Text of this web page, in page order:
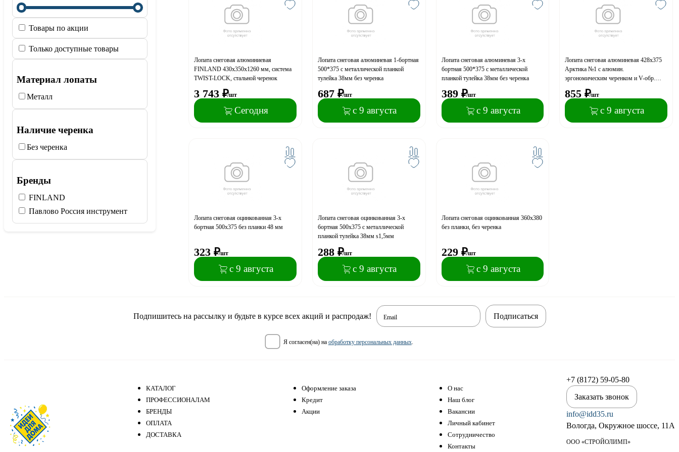
Товары по акции
Только доступные товары
Материал лопаты
Металл
Наличие черенка
Без черенка
Бренды
FINLAND
Павлово Россия инструмент
Лопата снеговая алюминиевая
FINLAND 430х350х1260 мм, система
TWIST-LOCK, стальной черенок
3 743 ₽/шт
Сегодня
Лопата снеговая алюминевая 1-бортная
500*375 с металлической планкой
тулейка 38мм без черенка
687 ₽/шт
с 9 августа
Лопата снеговая алюминевая 3-х
бортная 500*375 с металлической
планкой тулейка 38мм без черенка
389 ₽/шт
с 9 августа
Лопата снеговая алюминевая 428х375
Арктика №1 с алюмин.
эргономическим черенком и V-обр.
855 ₽/шт
с 9 августа
Лопата снеговая оцинкованная 3-х
бортная 500х375 без планки 48 мм
323 ₽/шт
с 9 августа
Лопата снеговая оцинкованная 3-х
бортная 500х375 с металлической
планкой тулейка 38мм s1,5мм
288 ₽/шт
с 9 августа
Лопата снеговая оцинкованная 360х380
без планки, без черенка
229 ₽/шт
с 9 августа
Подпишитесь на рассылку и будьте в курсе всех акций и распродаж! Email
я согласен(на) на обработку персональных данных.
Подписаться
КАТАЛОГ
ПРОФЕССИОНАЛАМ
БРЕНДЫ
ОПЛАТА
ДОСТАВКА
Оформление заказа
Кредит
Акции
О нас
Наш блог
Вакансии
Личный кабинет
Сотрудничество
Контакты
+7 (8172) 59-05-80
Заказать звонок
info@idd35.ru
Вологда, Окружное шоссе, 11А
ООО «СТРОЙОЛИМП»